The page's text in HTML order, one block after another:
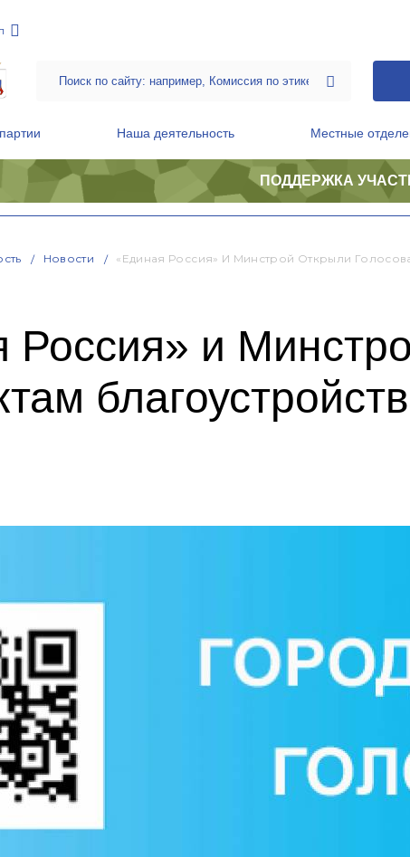
Наша деятельность Местные
ПОДДЕРЖКА
Новости «Единая Россия» И Минстрой Открыли
Россия» и